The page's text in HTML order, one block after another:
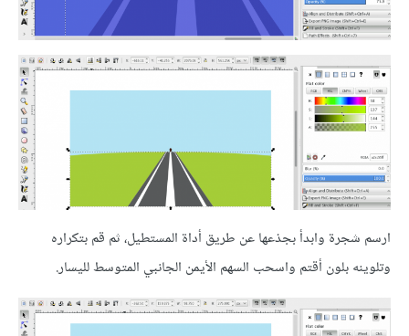
ارسم شجرة وابدأ بجذعها عن طريق أداة المستطيل، ثم قم بتكراره
وتلوينه بلون أقتم واسحب السهم الأيمن الجانبي المتوسط لليسار.